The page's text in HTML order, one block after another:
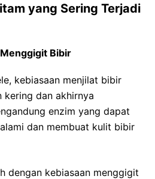
yang Sering Terjadi
Bibir
kebiasaan menjilat bibir
dan akhirnya
enzim yang dapat
dan membuat kulit bibir
dengan kebiasaan menggigit